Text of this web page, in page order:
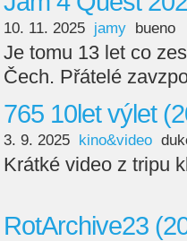
10. 11. 2025 jamy bueno
Je tomu 13 let co
Čech. Přátelé
765 10let výlet
3. 9. 2025 kino&video
Krátké video z tripu
RotArchive23